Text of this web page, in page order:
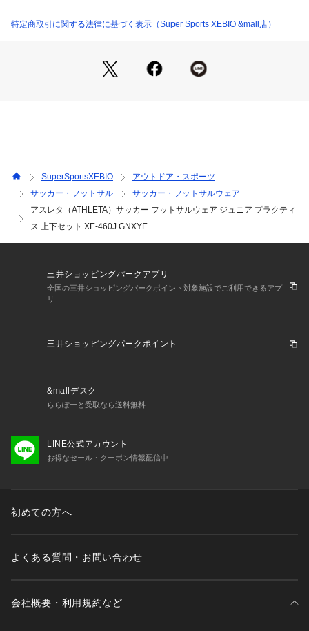
●メーカーカラー表記:GRN×YEL
※弊社独自の採寸・計量方法により計測を行っておりますた
め、多少の誤差が生じる場合がございます。
い。アスレタ ATHLETA スーパースポーツゼビオ ゼビオ Supe
r Sports XEBIO サッカー soccer フットボール サッカーウエ
ア ウェア フットサル futsal フットサルウエア プラクティスシ
ャツ プラシャツ 練習着 ウェア wear Junior ジュニア じゅに
特定商取引に関する法律に基づく表示（Super Sports XEBIO &mall店）
SuperSportsXEBIO
アウトドア・スポーツ
サッカー・フットサル
サッカー・フットサルウェア
アスレタ（ATHLETA）サッカー フットサルウェア ジュニア プラクティ
ス 上下セット XE-460J GNXYE
三井ショッピングパークアプリ
全国の三井ショッピングパークポイント対象施設でご利用できるアプ
リ
三井ショッピングパークポイント
&mallデスク
ららぽーと受取なら送料無料
LINE公式アカウント
お得なセール・クーポン情報配信中
初めての方へ
よくある質問・お問い合わせ
会社概要・利用規約など